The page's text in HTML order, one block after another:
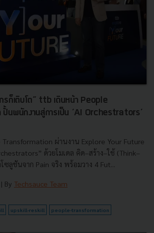
รก็เติบโต” ttb เดินหน้า People
นพนักงานสู่การเป็น ‘AI Orchestrators’
ผ่านงาน Explore Your Future
ด้วยโมเดล คิด–สร้าง–ใช้ (Think–
ลูชันจาก Pain จริง พร้อมวาง 4 Fut...
| By Techsauce Team
upskill-reskill people-transformation